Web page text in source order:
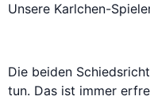
Unsere Karlchen-
Die beiden
tun. Das ist immer